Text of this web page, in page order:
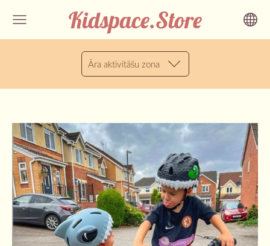
Kidspace.Store
Āra aktivitāšu zona